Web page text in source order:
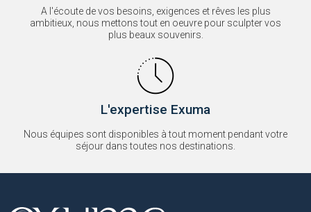
A l'écoute de vos besoins, exigences et rêves les plus
ambitieux, nous mettons tout en oeuvre pour sculpter vos
plus beaux souvenirs.
L'expertise Exuma
Nous équipes sont disponibles à tout moment pendant votre
séjour dans toutes nos destinations.